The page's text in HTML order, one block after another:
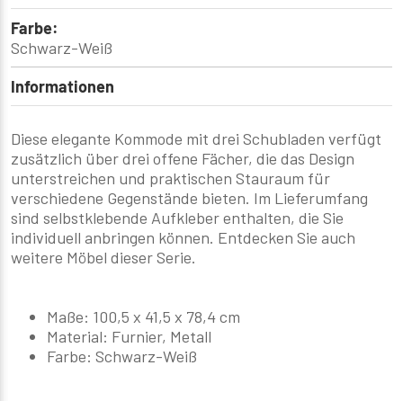
Farbe:
Schwarz-Weiß
Informationen
Diese elegante Kommode mit drei Schubladen verfügt
zusätzlich über drei offene Fächer, die das Design
unterstreichen und praktischen Stauraum für
verschiedene Gegenstände bieten. Im Lieferumfang
sind selbstklebende Aufkleber enthalten, die Sie
individuell anbringen können. Entdecken Sie auch
weitere Möbel dieser Serie.
Maße: 100,5 x 41,5 x 78,4 cm
Material: Furnier, Metall
Farbe: Schwarz-Weiß